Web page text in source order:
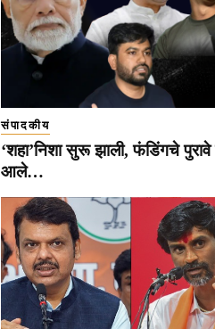
संपादकीय
‘शहा’निशा सुरू झाली, फंडिंगचे पुरावे
आले…